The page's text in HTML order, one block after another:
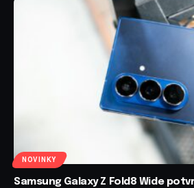
NOVINKY
Samsung Galaxy Z Fold8 Wide